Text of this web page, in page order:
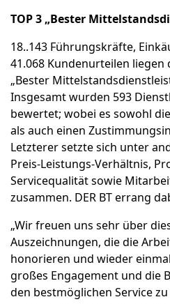
TOP 3 „Bester
18..143 Führungskräfte,
41.068 Kundenurteilen
„Bester
Insgesamt wurden 593
bewertet; wobei es sowohl
als auch einen
Letzterer setzte sich unter
Preis-Leistungs-Verhältnis,
Servicequalität sowie
zusammen. DER BT errang
„Wir freuen uns sehr über
Auszeichnungen, die die
honorieren und wieder
großes Engagement und die
den bestmöglichen Service